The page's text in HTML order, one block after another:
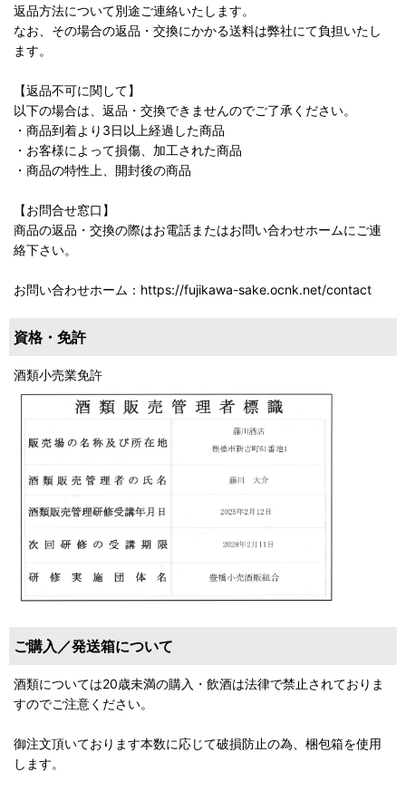
返品方法について別途ご連絡いたします。
なお、その場合の返品・交換にかかる送料は弊社にて負担いたし
ます。
【返品不可に関して】
以下の場合は、返品・交換できませんのでご了承ください。
・商品到着より3日以上経過した商品
・お客様によって損傷、加工された商品
・商品の特性上、開封後の商品
【お問合せ窓口】
商品の返品・交換の際はお電話またはお問い合わせホームにご連
絡下さい。
お問い合わせホーム：https://fujikawa-sake.ocnk.net/contact
資格・免許
酒類小売業免許
ご購入／発送箱について
酒類については20歳未満の購入・飲酒は法律で禁止されておりま
すのでご注意ください。
御注文頂いております本数に応じて破損防止の為、梱包箱を使用
します。